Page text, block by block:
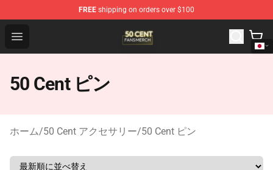
FREE shipping on orders over $100
Open menu
50 Cent Shop - Official 50 Cent Merchandise Store
50 Cent ピン
ホーム/50 Cent アクセサリー/50 Cent ピン